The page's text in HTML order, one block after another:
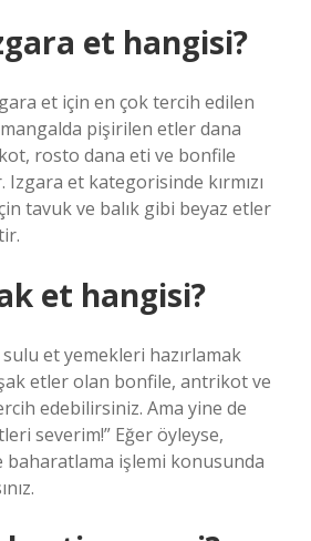
et hangisi?
et için en çok tercih edilen
mangalda pişirilen etler dana
rosto dana eti ve bonfile
et kategorisinde kırmızı
tavuk ve balık gibi beyaz etler
et hangisi?
et yemekleri hazırlamak
etler olan bonfile, antrikot ve
edebilirsiniz. Ama yine de
severim!” Eğer öyleyse,
baharatlama işlemi konusunda